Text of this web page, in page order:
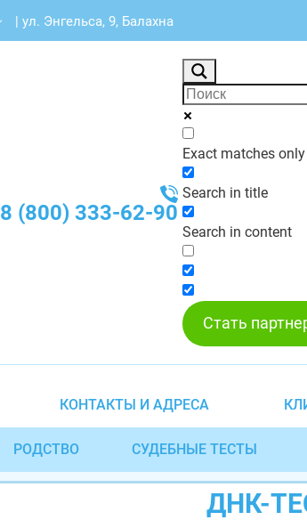
| ул. Энгельса, 9, Балахна
8 (800) 333-62-90
Exact matches only
Search in title
Search in content
Стать
КОНТАКТЫ И АДРЕСА
РОДСТВО СУДЕБНЫЕ ТЕСТЫ
ДНК-